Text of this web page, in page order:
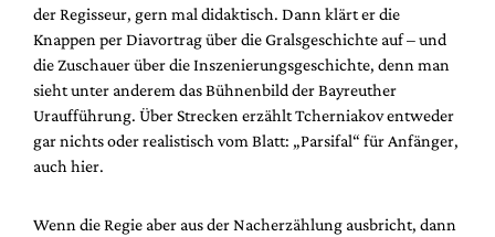
der Regisseur, gern mal didaktisch. Dann klärt er die
Knappen per Diavortrag über die Gralsgeschichte auf – und
die Zuschauer über die Inszenierungsgeschichte, denn man
sieht unter anderem das Bühnenbild der Bayreuther
Uraufführung. Über Strecken erzählt Tcherniakov entweder
gar nichts oder realistisch vom Blatt: „Parsifal“ für Anfänger,
auch hier.
Wenn die Regie aber aus der Nacherzählung ausbricht, dann